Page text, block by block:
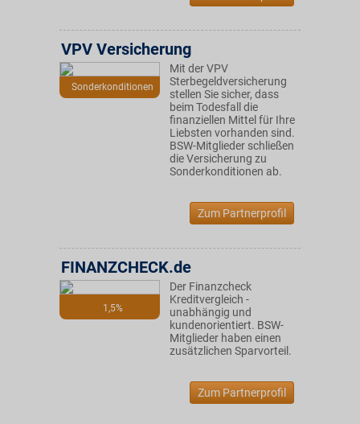
Sonderkonditionen
VPV Versicherung
Mit der VPV
Sterbegeldversicherung
stellen Sie sicher, dass
beim Todesfall die
finanziellen Mittel für Ihre
Liebsten vorhanden sind.
BSW-Mitglieder schließen
die Versicherung zu
Sonderkonditionen ab.
Zum Partnerprofil
1,5%
FINANZCHECK.de
Der Finanzcheck
Kreditvergleich -
unabhängig und
kundenorientiert. BSW-
Mitglieder haben einen
zusätzlichen Sparvorteil.
Zum Partnerprofil